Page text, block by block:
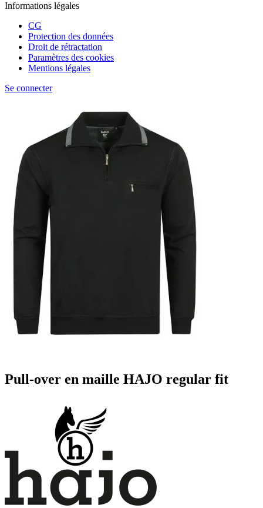
Informations légales
CG
Protection des données
Droit de rétractation
Paramètres des cookies
Mentions légales
Se connecter
Pull-over en maille HAJO regular fit